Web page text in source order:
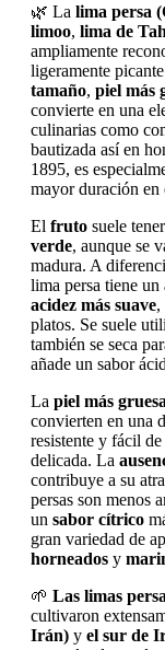
🌿 La lima persa
limoo, lima de
ampliamente
ligeramente
tamaño, piel más
convierte en una
culinarias como
bautizada así en
1895, es
mayor duración en
El fruto suele
verde, aunque se
madura. A
lima persa tiene un
acidez más suave,
platos. Se suele
también se seca
añade un sabor
La piel más gruesa
convierten en una
resistente y fácil
delicada. La
contribuye a su
persas son menos
un sabor cítrico
gran variedad de
horneados y
🌱 Las limas
cultivaron
Irán) y el sur de